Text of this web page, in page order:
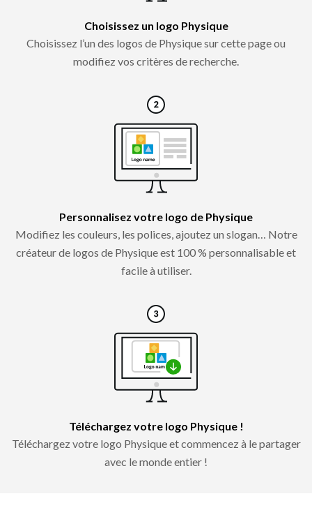
Choisissez un logo Physique
Choisissez l’un des logos de Physique sur cette page ou
modifiez vos critères de recherche.
Personnalisez votre logo de Physique
Modifiez les couleurs, les polices, ajoutez un slogan… Notre
créateur de logos de Physique est 100 % personnalisable et
facile à utiliser.
Téléchargez votre logo Physique !
Téléchargez votre logo Physique et commencez à le partager
avec le monde entier !